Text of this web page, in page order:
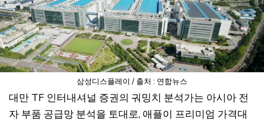
삼성디스플레이 / 출처 : 연합뉴스
대만 TF 인터내셔널 증권의 궈밍치 분석가는 아시아 전
자 부품 공급망 분석을 토대로, 애플이 프리미엄 가격대